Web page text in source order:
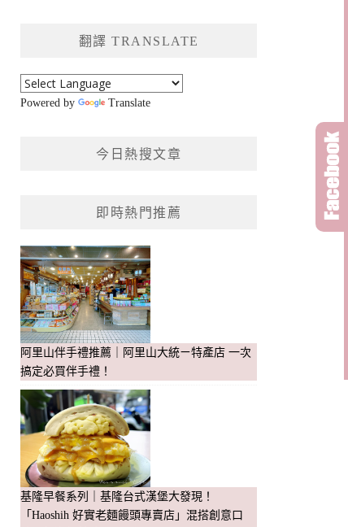
翻譯 TRANSLATE
Powered by Translate
今日熱搜文章
即時熱門推薦
阿里山伴手禮推薦｜阿里山大統ㄧ特產店 一次
搞定必買伴手禮！
基隆早餐系列｜基隆台式漢堡大發現！
「Haoshih 好實老麵饅頭專賣店」混搭創意口